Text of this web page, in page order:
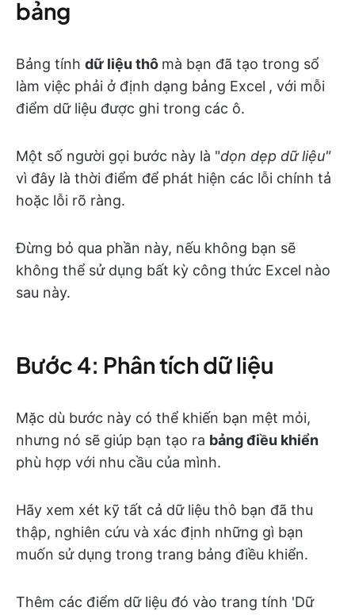
bảng
Bảng tính dữ liệu thô mà bạn đã tạo trong sổ
làm việc phải ở định dạng bảng Excel , với mỗi
điểm dữ liệu được ghi trong các ô.
Một số người gọi bước này là "dọn dẹp dữ liệu"
vì đây là thời điểm để phát hiện các lỗi chính tả
hoặc lỗi rõ ràng.
Đừng bỏ qua phần này, nếu không bạn sẽ
không thể sử dụng bất kỳ công thức Excel nào
sau này.
Bước 4: Phân tích dữ liệu
Mặc dù bước này có thể khiến bạn mệt mỏi,
nhưng nó sẽ giúp bạn tạo ra bảng điều khiển
phù hợp với nhu cầu của mình.
Hãy xem xét kỹ tất cả dữ liệu thô bạn đã thu
thập, nghiên cứu và xác định những gì bạn
muốn sử dụng trong trang bảng điều khiển.
Thêm các điểm dữ liệu đó vào trang tính 'Dữ